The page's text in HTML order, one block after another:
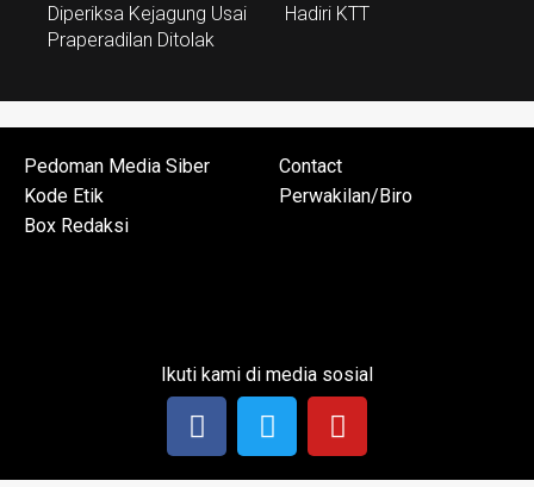
Diperiksa Kejagung Usai
Praperadilan Ditolak
Hadiri KTT
Pedoman Media Siber
Kode Etik
Box Redaksi
Contact
Perwakilan/Biro
Ikuti kami di media sosial